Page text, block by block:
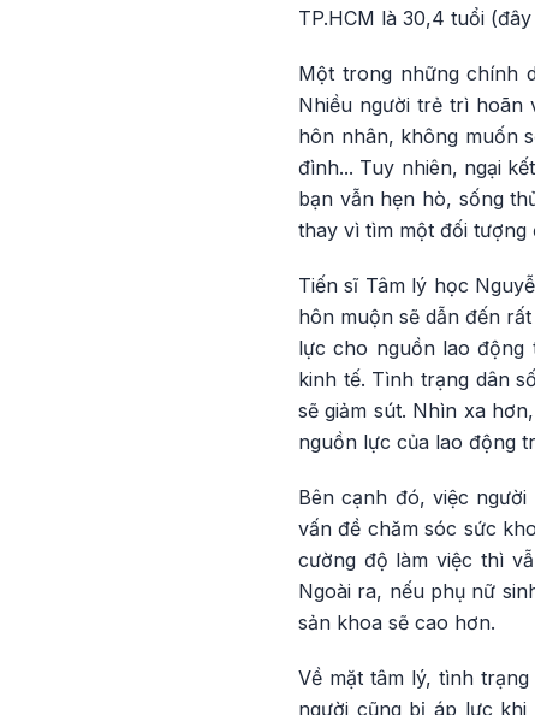
TP.HCM là 30,4 tuổi
Một trong những chính
Nhiều người trẻ trì hoãn
hôn nhân, không muốn
đình... Tuy nhiên, ngại
bạn vẫn hẹn hò, sống
thay vì tìm một đối tượng
Tiến sĩ Tâm lý học
hôn muộn sẽ dẫn đến
lực cho nguồn lao động
kinh tế. Tình trạng dân
sẽ giảm sút. Nhìn xa
nguồn lực của lao động
Bên cạnh đó, việc
vấn đề chăm sóc sức
cường độ làm việc thì
Ngoài ra, nếu phụ nữ
sản khoa sẽ cao hơn.
Về mặt tâm lý, tình
người cũng bị áp lực